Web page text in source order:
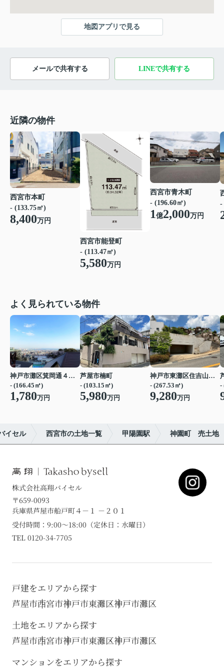
地図アプリで見る
メールで共有する LINEで共有する
近隣の物件
西宮市本町
- (133.75㎡)
8,400万円
西宮市能登町
- (113.47㎡)
5,580万円
西宮市青木町
- (196.60㎡)
1億2,000万円
-
よく見られている物件
神戸市灘区箕岡通４丁目
- (166.45㎡)
1,780万円
芦屋市楠町
- (103.15㎡)
5,980万円
神戸市東灘区住吉山手４丁目
- (267.53㎡)
9,280万円
-
イセル 西宮市の土地一覧 甲陽園駅 神園町 売土地
株式会社高翔バイセル
〒659-0093
兵庫県芦屋市船戸町４－１ －２０１
受付時間：9:00～18:00（定休日：水曜日）
TEL 0120-34-7705
戸建をエリアから探す
芦屋市西宮市神戸市東灘区神戸市灘区
土地をエリアから探す
芦屋市西宮市神戸市東灘区神戸市灘区
マンションをエリアから探す